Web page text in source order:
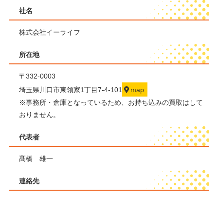
社名
株式会社イーライフ
所在地
〒332-0003
埼玉県川口市東領家1丁目7-4-101
map
※事務所・倉庫となっているため、お持ち込みの買取はして
おりません。
代表者
髙橋 雄一
連絡先